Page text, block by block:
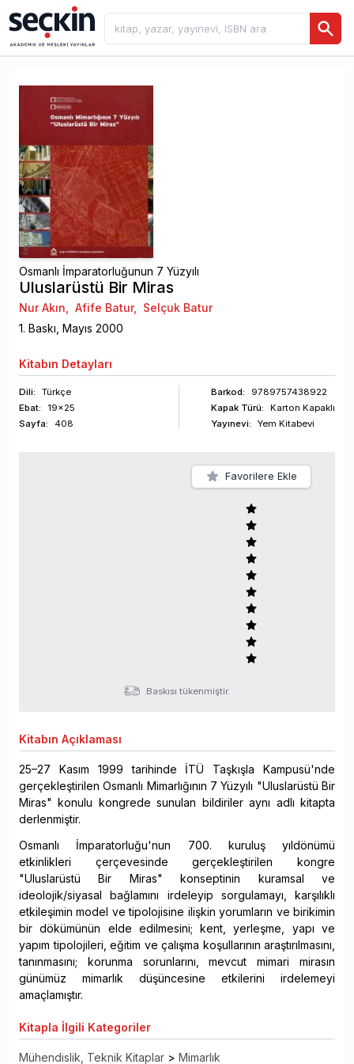
Osmanlı İmparatorluğunun 7 Yüzyılı
Uluslarüstü Bir Miras
Nur Akın Afife Batur,
Selçuk Batur
1. Baskı, Mayıs 2000
Kitabın Detayları
Dili:
Türkçe
Ebat:
19x25
Sayfa: 408
Barkod:
9789757438922
Kapak Türü:
Karton Kapaklı
Yayınevi:
Yem Kitabevi
Favorilere Ekle
Baskısı tükenmiştir.
Kitabın Açıklaması
25–27 Kasım 1999 tarihinde İTÜ Taşkışla Kampusü'nde
gerçekleştirilen Osmanlı Mimarlığının 7 Yüzyılı "Uluslarüstü Bir
Miras" konulu kongrede sunulan bildiriler aynı adlı kitapta
derlenmiştir.
Osmanlı İmparatorluğu'nun 700. kuruluş yıldönümü
etkinlikleri çerçevesinde gerçekleştirilen kongre
"Uluslarüstü Bir Miras" konseptinin kuramsal ve
ideolojik/siyasal bağlamını irdeleyip sorgulamayı, karşılıklı
etkileşimin model ve tipolojisine ilişkin yorumların ve birikimin
bir dökümünün elde edilmesini; kent, yerleşme, yapı ve
yapım tipolojileri, eğitim ve çalışma koşullarının araştırılmasını,
tanınmasını; korunma sorunlarını, mevcut mimari mirasın
günümüz mimarlık düşüncesine etkilerini irdelemeyi
amaçlamıştır.
Kitapla İlgili Kategoriler
Mühendislik, Teknik Kitaplar > Mimarlık